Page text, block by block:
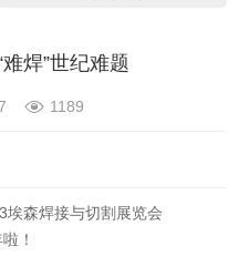
焊”世纪难题
1189
森焊接与切割展览会
！